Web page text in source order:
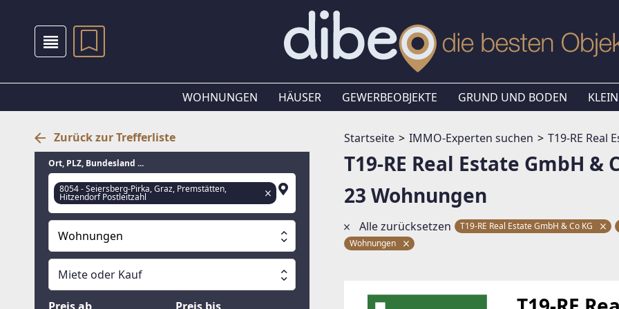
WOHNUNGEN HÄUSER GEWERBEOBJEKTE GRUND UND BODEN
Zurück zur Trefferliste
Ort, PLZ, Bundesland ...
8054 - Seiersberg-Pirka, Graz, Premstätten,
Hitzendorf Postleitzahl
Suche läuft
Wohnungen
Alle Immobilien
Miete oder Kauf
Miete oder Kauf
Startseite IMMO-Experten suchen T19-RE Real
T19-RE Real Estate GmbH
23 Wohnungen
Alle zurücksetzen
T19-RE Real Estate GmbH & Co KG
Wohnungen